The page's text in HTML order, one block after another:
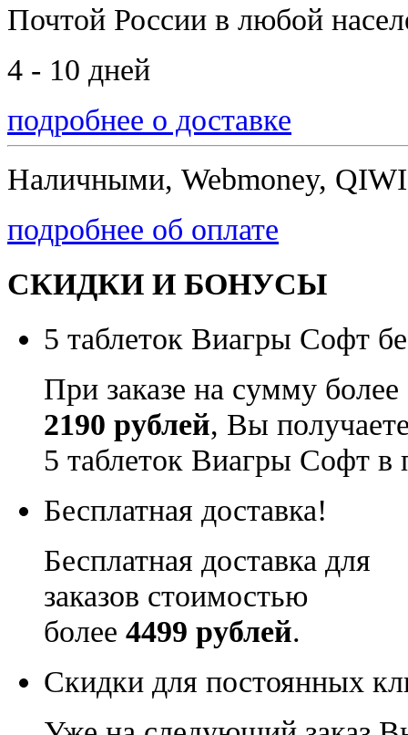
Почтой России в любой
4 - 10 дней
подробнее о доставке
Наличными, Webmoney,
подробнее об оплате
СКИДКИ И БОНУСЫ
5 таблеток Виагры Софт
При заказе на сумму более
2190 рублей, Вы
5 таблеток Виагры Софт в
Бесплатная доставка!
Бесплатная доставка для
заказов стоимостью
более 4499 рублей.
Скидки для постоянных